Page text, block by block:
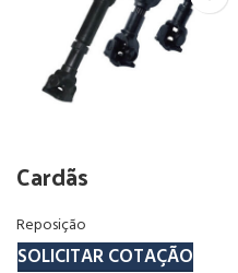
Cardãs
Reposição
SOLICITAR COTAÇÃO